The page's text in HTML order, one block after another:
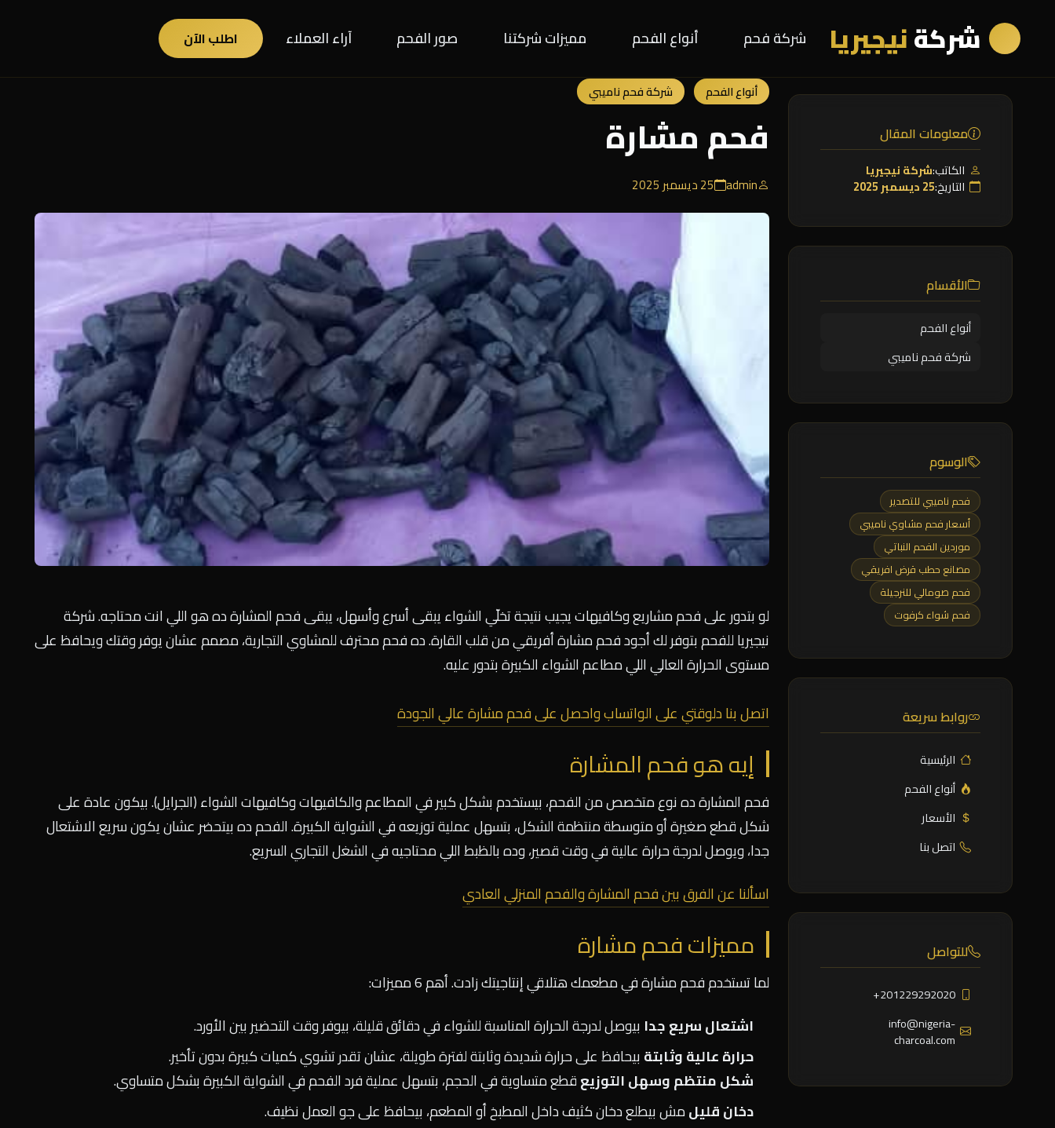
شركةنيجيريا شركة فحم أنواع الفحم مميزات شركتنا صور الفحم آراء العملاء اطلب الآن
معلومات المقال
الكاتب:شركة نيجيريا
التاريخ:25 ديسمبر 2025
الأقسام
أنواع الفحم
شركة فحم ناميبي
الوسوم
فحم ناميبي للتصدير
أسعار فحم مشاوي ناميبي
موردين الفحم النباتي
مصانع حطب قرض افريقي
فحم صومالي للنرجيلة
فحم شواء كرفوت
روابط سريعة
الرئيسية
أنواع الفحم
الأسعار
اتصل بنا
للتواصل
+201229292020
info@nigeria-
charcoal.com
أنواع الفحم شركة فحم ناميبي
فحم مشارة
admin 25 ديسمبر 2025
لو بتدور على فحم مشاريع وكافيهات يجيب نتيجة تخلّي الشواء يبقى أسرع وأسهل، يبقى فحم المشارة ده هو اللي انت محتاجه. شركة
نيجيريا للفحم بتوفر لك أجود فحم مشارة أفريقي من قلب القارة. ده فحم محترف للمشاوي التجارية، مصمم عشان يوفر وقتك ويحافظ على
مستوى الحرارة العالي اللي مطاعم الشواء الكبيرة بتدور عليه.
اتصل بنا دلوقتي على الواتساب واحصل على فحم مشارة عالي الجودة
إيه هو فحم المشارة
فحم المشارة ده نوع متخصص من الفحم، بيستخدم بشكل كبير في المطاعم والكافيهات وكافيهات الشواء (الجرايل). بيكون عادة على
شكل قطع صغيرة أو متوسطة منتظمة الشكل، بتسهل عملية توزيعه في الشواية الكبيرة. الفحم ده بيتحضر عشان يكون سريع الاشتعال
جدا، ويوصل لدرجة حرارة عالية في وقت قصير، وده بالظبط اللي محتاجيه في الشغل التجاري السريع.
اسألنا عن الفرق بين فحم المشارة والفحم المنزلي العادي
مميزات فحم مشارة
لما تستخدم فحم مشارة في مطعمك هتلاقي إنتاجيتك زادت. أهم 6 مميزات:
اشتعال سريع جدا بيوصل لدرجة الحرارة المناسبة للشواء في دقائق قليلة، بيوفر وقت التحضير بين الأورد.
حرارة عالية وثابتة بيحافظ على حرارة شديدة وثابتة لفترة طويلة، عشان تقدر تشوي كميات كبيرة بدون تأخير.
شكل منتظم وسهل التوزيعقطع متساوية في الحجم، بتسهل عملية فرد الفحم في الشواية الكبيرة بشكل متساوي.
دخان قليلمش بيطلع دخان كثيف داخل المطبخ أو المطعم، بيحافظ على جو العمل نظيف.